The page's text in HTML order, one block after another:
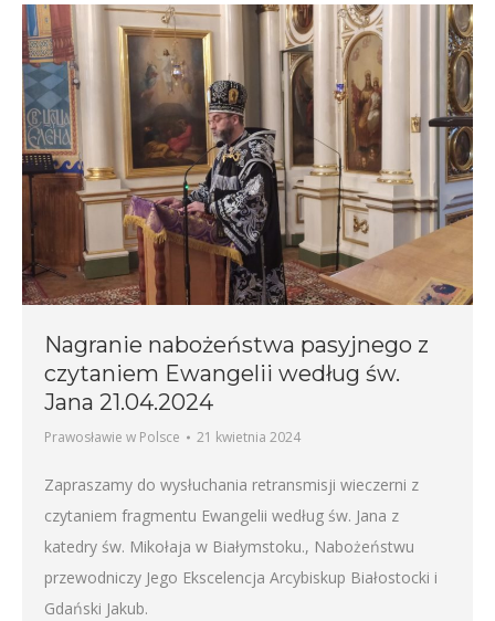
Nagranie nabożeństwa pasyjnego z
czytaniem Ewangelii według św.
Jana 21.04.2024
Prawosławie w Polsce 21 kwietnia 2024
Zapraszamy do wysłuchania retransmisji wieczerni z
czytaniem fragmentu Ewangelii według św. Jana z
katedry św. Mikołaja w Białymstoku., Nabożeństwu
przewodniczy Jego Ekscelencja Arcybiskup Białostocki i
Gdański Jakub.